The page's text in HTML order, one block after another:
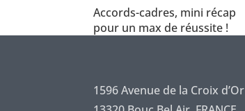
Accords-cadres, mini récap
pour un max de réussite !
1596 Avenue de la Croix d’Or